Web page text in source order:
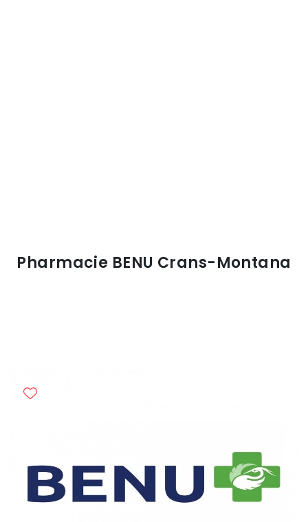
Pharmacie BENU Crans-Montana